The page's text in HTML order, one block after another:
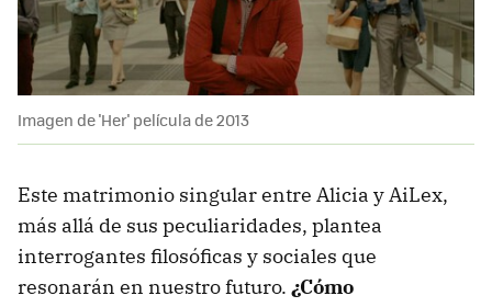
Imagen de 'Her' película de 2013
Este matrimonio singular entre Alicia y AiLex,
más allá de sus peculiaridades, plantea
interrogantes filosóficas y sociales que
resonarán en nuestro futuro. ¿Cómo